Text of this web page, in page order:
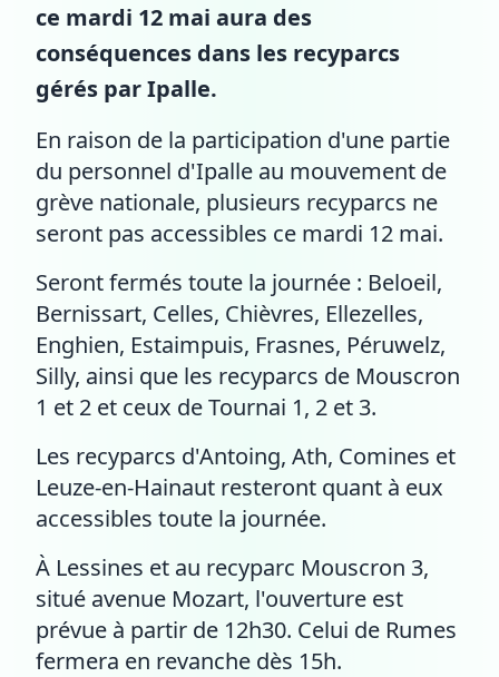
ce mardi 12 mai aura des
conséquences dans les recyparcs
gérés par Ipalle.
En raison de la participation d'une partie
du personnel d'Ipalle au mouvement de
grève nationale, plusieurs recyparcs ne
seront pas accessibles ce mardi 12 mai.
Seront fermés toute la journée : Beloeil,
Bernissart, Celles, Chièvres, Ellezelles,
Enghien, Estaimpuis, Frasnes, Péruwelz,
Silly, ainsi que les recyparcs de Mouscron
1 et 2 et ceux de Tournai 1, 2 et 3.
Les recyparcs d'Antoing, Ath, Comines et
Leuze-en-Hainaut resteront quant à eux
accessibles toute la journée.
À Lessines et au recyparc Mouscron 3,
situé avenue Mozart, l'ouverture est
prévue à partir de 12h30. Celui de Rumes
fermera en revanche dès 15h.